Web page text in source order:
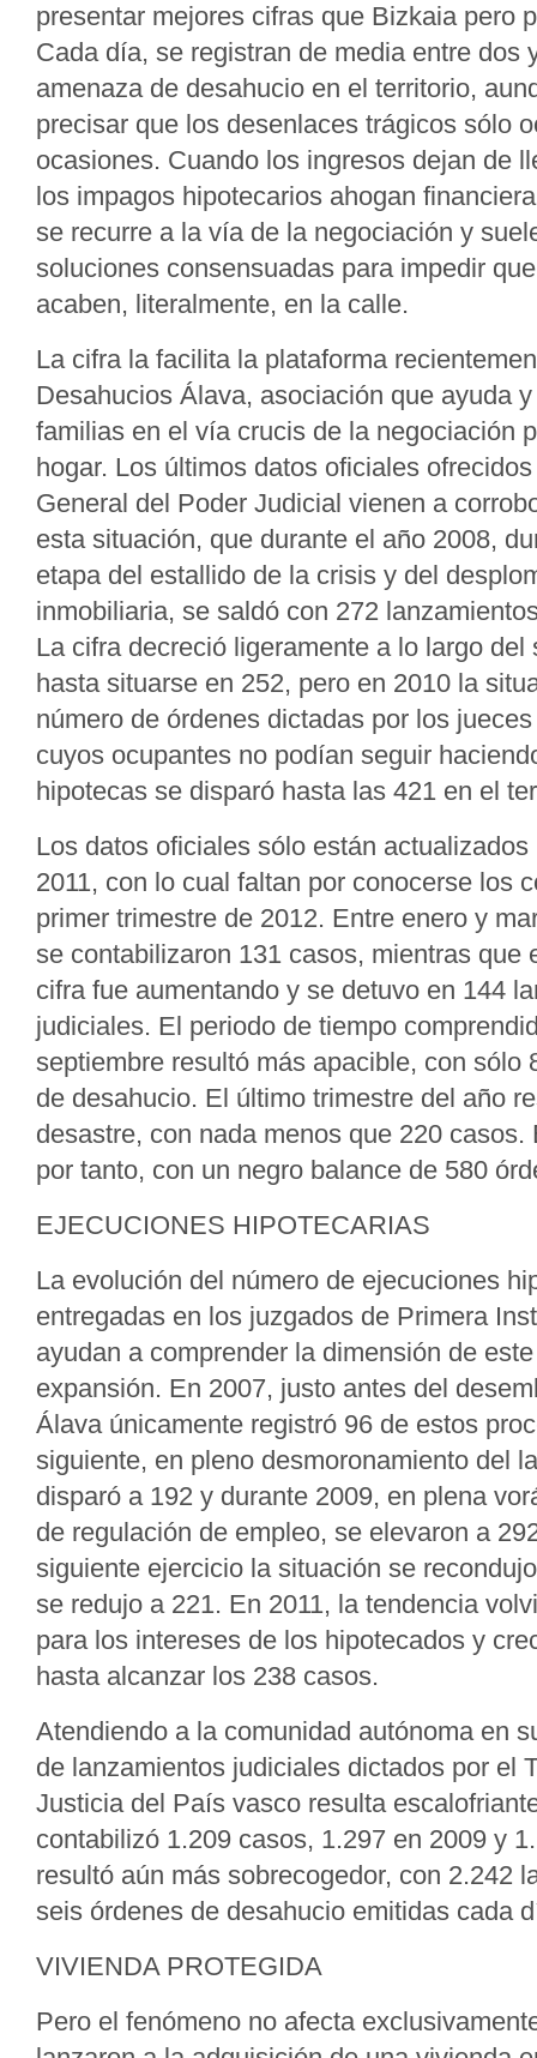
presentar mejores cifras que Bizkaia pero
Cada día, se registran de media entre dos
amenaza de desahucio en el territorio,
precisar que los desenlaces trágicos sólo
ocasiones. Cuando los ingresos dejan de
los impagos hipotecarios ahogan
se recurre a la vía de la negociación y
soluciones consensuadas para impedir
acaben, literalmente, en la calle.
La cifra la facilita la plataforma
Desahucios Álava, asociación que ayuda
familias en el vía crucis de la negociación
hogar. Los últimos datos oficiales
General del Poder Judicial vienen a
esta situación, que durante el año 2008,
etapa del estallido de la crisis y del
inmobiliaria, se saldó con 272
La cifra decreció ligeramente a lo largo del
hasta situarse en 252, pero en 2010 la
número de órdenes dictadas por los
cuyos ocupantes no podían seguir
hipotecas se disparó hasta las 421 en el
Los datos oficiales sólo están
2011, con lo cual faltan por conocerse los
primer trimestre de 2012. Entre enero y
se contabilizaron 131 casos, mientras que
cifra fue aumentando y se detuvo en 144
judiciales. El periodo de tiempo
septiembre resultó más apacible, con sólo
de desahucio. El último trimestre del año
desastre, con nada menos que 220
por tanto, con un negro balance de 580
EJECUCIONES HIPOTECARIAS
La evolución del número de ejecuciones
entregadas en los juzgados de Primera
ayudan a comprender la dimensión de
expansión. En 2007, justo antes del
Álava únicamente registró 96 de estos
siguiente, en pleno desmoronamiento del
disparó a 192 y durante 2009, en plena
de regulación de empleo, se elevaron a
siguiente ejercicio la situación se
se redujo a 221. En 2011, la tendencia
para los intereses de los hipotecados y
hasta alcanzar los 238 casos.
Atendiendo a la comunidad autónoma en
de lanzamientos judiciales dictados por el
Justicia del País vasco resulta
contabilizó 1.209 casos, 1.297 en 2009 y
resultó aún más sobrecogedor, con 2.242
seis órdenes de desahucio emitidas cada
VIVIENDA PROTEGIDA
Pero el fenómeno no afecta